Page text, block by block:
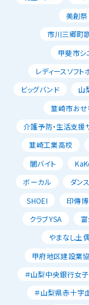
美創祭
市川三郷町
甲斐市シ
レディースソフ
ビッグバンド
山
韮崎市おせ
介護予防・生活支
韮崎工業高校
闇バイト
ボーカル
ダンス
SHOEI
印傳
クラブYSA
やまなし土
甲府地区建設業
＃山梨中央銀行女
＃山梨県赤十字